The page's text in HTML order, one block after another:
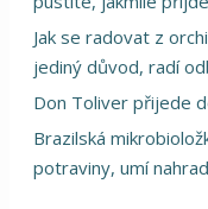
Jak se radovat z
jediný důvod, radí
Don Toliver přijede
Brazilská
potraviny, umí